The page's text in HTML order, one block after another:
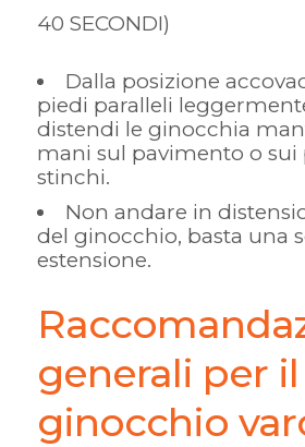
40 SECONDI)
Dalla posizione
piedi paralleli
distendi le ginocchia
mani sul pavimento o sui
stinchi.
Non andare in
del ginocchio, basta una
estensione.
generali per il
ginocchio